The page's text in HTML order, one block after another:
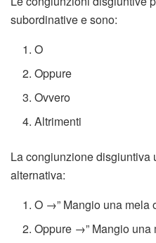
subordinative e sono:
O
Oppure
Ovvero
Altrimenti
La congiunzione disgiuntiva
alternativa:
O →” Mangio una mela
Oppure →” Mangio una